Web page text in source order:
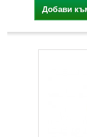
Добави